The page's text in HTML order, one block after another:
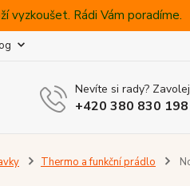
vyzkoušet. Rádi Vám poradíme.
Nevíte si rady?
+420 380 830 198
Thermo a funkční prádlo